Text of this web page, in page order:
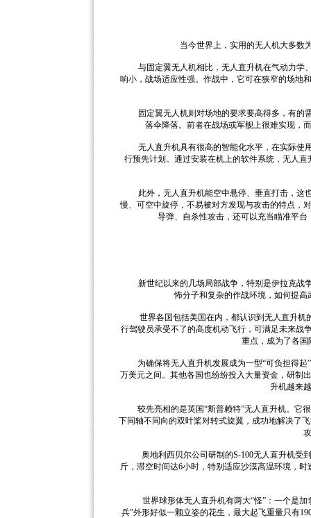
当今世界上，实用的无人机大多数为
与固定翼无人机相比，无人直升机在气动力学、
响小，战场适应性强。作战中，它可在狭窄的场地
固定翼无人机则对场地的要求要高得多，有的需
落伞降落。前者在战场或军舰上很难实现，
无人直升机具有很高的智能化水平，在实际使用
行预先计划。通过安装在机上的软件系统，无人
此外，无人直升机能空中悬停、垂直打击，这也
慢、可空中旋停，不易被对方发现与攻击的特点，
导弹、自杀性攻击，还可以充当瞄准平
新世纪以来的几场局部战争，特别是伊拉克战争
怖分子和复杂的作战环境，如何提
世界各国包括美国在内，都认识到无人直升机
行驾驶员承受不了的高度机动飞行，可满足未来战
重点，成为了各国
为确保将无人直升机发展成为一型“可负担得起”
万美元之间。其他各国也纷纷投入大量资金，研制
升机越来
较先亮相的是英国“斯普赖特”无人直升机。它很
下同轴不同向的双叶桨对转式旋翼，成功地解决了
奥地利西贝尔公司研制的S-100无人直升机受到
斤，滞空时间达6小时，特别适应沙漠高温环境，
世界球形体无人直升机有两大“怪”：一个是加
兵”外形好似一颗立姿的花生，最大起飞重量只有